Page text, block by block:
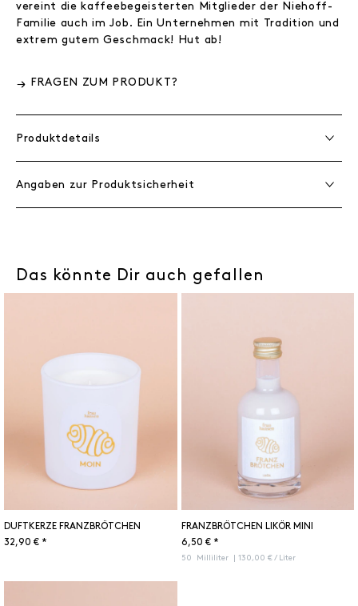
vereint die kaffeebegeisterten Mitglieder der Niehoff-
Familie auch im Job. Ein Unternehmen mit Tradition und
extrem gutem Geschmack! Hut ab!
FRAGEN ZUM PRODUKT?
Produktdetails
Angaben zur Produktsicherheit
Das könnte Dir auch gefallen
DUFTKERZE FRANZBRÖTCHEN
32,90 € *
FRANZBRÖTCHEN LIKÖR MINI
6,50 € *
50 Milliliter | 130,00 € / Liter